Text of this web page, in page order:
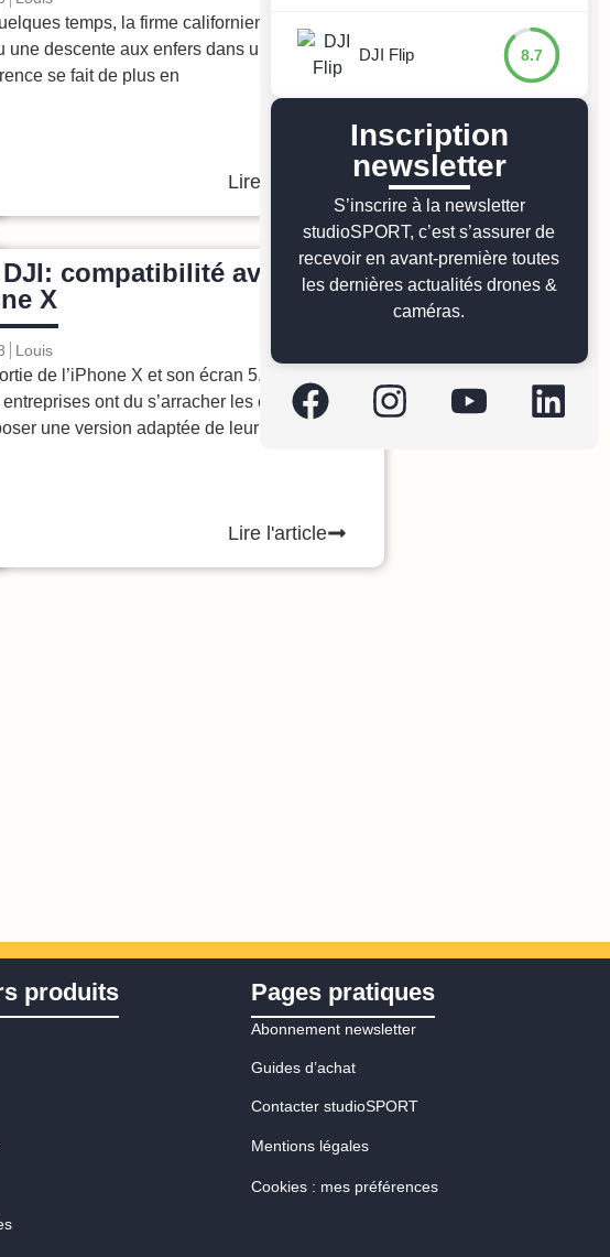
temps, la firme californienne entame
une descente aux enfers dans un marché où
se fait de plus en
Lire l'article
Brèves Tutos
compatibilité avec
X
Louis
de l’iPhone X et son écran 5.8 pouces,
ont du s’arracher les cheveux
une version adaptée de leur
Lire l'article
DJI Flip 8.7
Inscription
newsletter
S’inscrire à la newsletter
studioSPORT, c’est s’assurer de
recevoir en avant-première toutes
les dernières actualités drones &
caméras.
produits Pages pratiques
Abonnement newsletter
Guides d’achat
Contacter studioSPORT
Mentions légales
Cookies : mes préférences